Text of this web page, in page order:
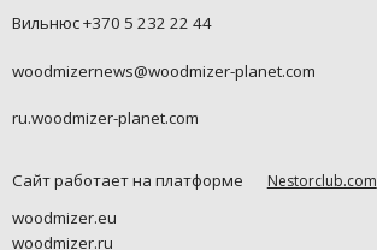
Вильнюс +370 5 232 22 44
woodmizernews@woodmizer-planet.com
ru.woodmizer-planet.com
Сайт работает на платформе Nestorclub.com
woodmizer.eu
woodmizer.ru